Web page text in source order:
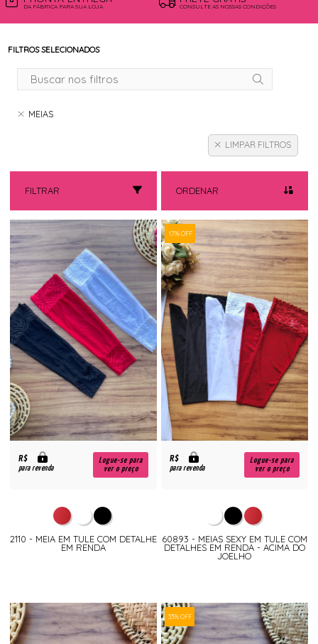
DA FÁBRICA PARA SUA LOJA CONSULTE AS NOSSAS CONDIÇÕES
FILTROS SELECIONADOS
MEIAS
LIMPAR FILTROS
FILTRAR ORDENAR
R$
para revenda
Logue-se para
ver o preço
2110 - MEIA EM TULE COM DETALHE
EM RENDA
17% OFF
R$
para revenda
Logue-se para
ver o preço
60893 - MEIAS SEXY EM TULE COM
DETALHES EM RENDA - ACIMA DO
JOELHO
33% OFF